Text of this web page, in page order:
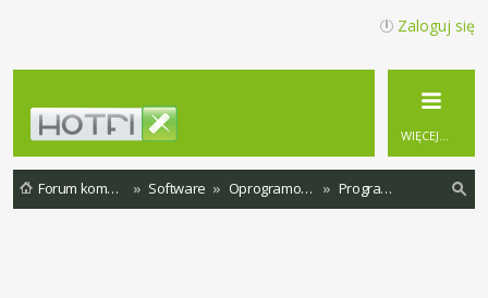
Zaloguj się
WIĘCEJ…
Forum komputerowe Software Oprogramowanie
Programy za free